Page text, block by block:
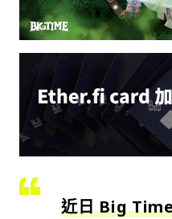
近日 Big